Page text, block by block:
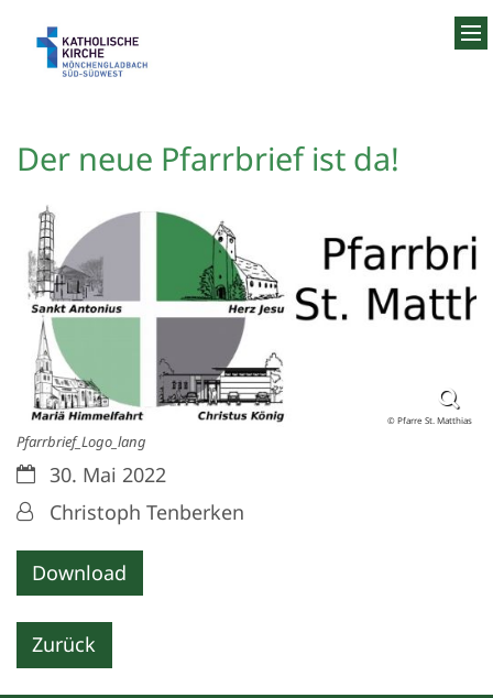
Der neue Pfarrbrief ist da!
© Pfarre St. Matthias
Pfarrbrief_Logo_lang
Datum:30. Mai 2022
Von:Christoph Tenberken
Download
Zurück